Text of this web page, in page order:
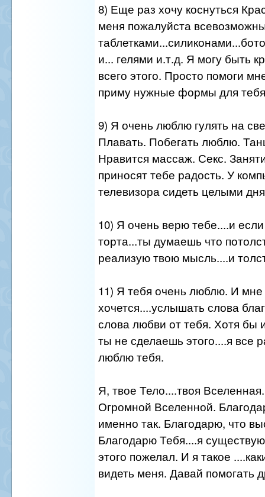
8) Еще раз хочу коснуться
меня пожалуйста
и... гелями и.т.д. Я могу быть
всего этого. Просто помоги
приму нужные формы для
9) Я очень люблю гулять на
Плавать. Побегать люблю.
Нравится массаж. Секс.
приносят тебе радость. У
телевизора сидеть целыми
10) Я очень верю тебе....и
торта...ты думаешь что
реализую твою мысль....и
11) Я тебя очень люблю. И мне
хочется....услышать слова
слова любви от тебя. Хотя бы
ты не сделаешь этого....я все
люблю тебя.
Я, твое Тело....твоя
Огромной Вселенной.
именно так. Благодарю, что
Благодарю Тебя....я
этого пожелал. И я такое
видеть меня. Давай помогать